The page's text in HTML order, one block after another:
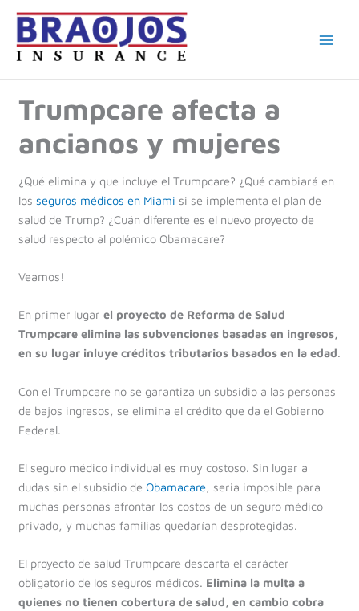
contenido
Trumpcare afecta a
ancianos y mujeres
¿Qué elimina y que incluye el Trumpcare? ¿Qué cambiará en
los seguros médicos en Miami si se implementa el plan de
salud de Trump? ¿Cuán diferente es el nuevo proyecto de
salud respecto al polémico Obamacare?
Veamos!
En primer lugar el proyecto de Reforma de Salud
Trumpcare elimina las subvenciones basadas en ingresos,
en su lugar inluye créditos tributarios basados en la edad.
Con el Trumpcare no se garantiza un subsidio a las personas
de bajos ingresos, se elimina el crédito que da el Gobierno
Federal.
El seguro médico individual es muy costoso. Sin lugar a
dudas sin el subsidio de Obamacare, seria imposible para
muchas personas afrontar los costos de un seguro médico
privado, y muchas familias quedarían desprotegidas.
El proyecto de salud Trumpcare descarta el carácter
obligatorio de los seguros médicos. Elimina la multa a
quienes no tienen cobertura de salud, en cambio cobra